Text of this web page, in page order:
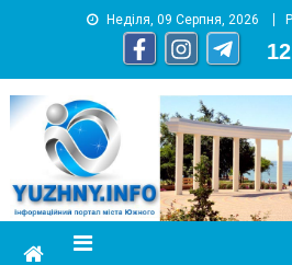
Неділя, 09 Серпня, 2026
12
информационный портал